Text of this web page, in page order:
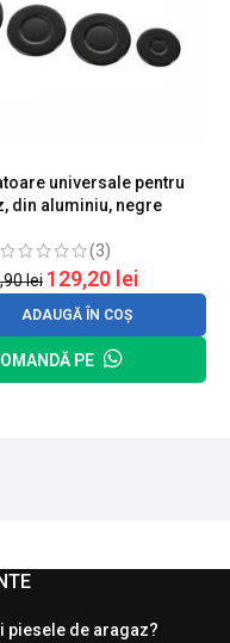
universale pentru
din aluminiu, negre
(3)
lei 129,20 lei
ADAUGĂ ÎN COȘ
PE
piesele de aragaz?